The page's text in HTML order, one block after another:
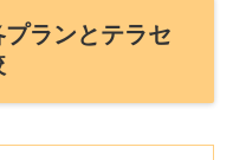
プランとテラセ